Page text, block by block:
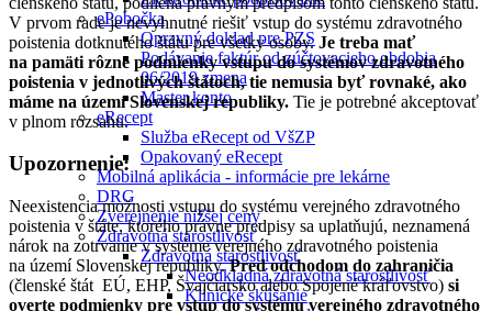
ePobočka
Opravný doklad pre PZS
Podávanie faktúr od zúčtovacieho obdobia
06/2019 zmena
Master konto
eRecept
Služba eRecept od VšZP
Opakovaný eRecept
Mobilná aplikácia - informácie pre lekárne
DRG
Zverejnenie nižšej ceny
Zdravotná starostlivosť
Zdravotná starostlivosť
Neodkladná zdravotná starostlivosť
Klinické skúšanie
V prvom rade je nevyhnutné riešiť vstup do systému zdravotného
poistenia dotknutého štátu pre všetky osoby.Je treba mať
na pamäti rôzne podmienky vstupu do systémov zdravotného
poistenia v jednotlivých štátoch, tie nemusia byť rovnaké, ako
máme na území Slovenskej republiky. Tie je potrebné akceptovať
v plnom rozsahu.
Upozornenie:
Neexistencia možnosti vstupu do systému verejného zdravotného
poistenia v štáte, ktorého právne predpisy sa uplatňujú, neznamená
nárok na zotrvanie v systéme verejného zdravotného poistenia
na území Slovenskej republiky.Pred odchodom do zahraničia
(členské štát EÚ, EHP, Švajčiarsko alebo Spojené kráľovstvo) si
overte podmienky pre vstup do systému verejného zdravotného